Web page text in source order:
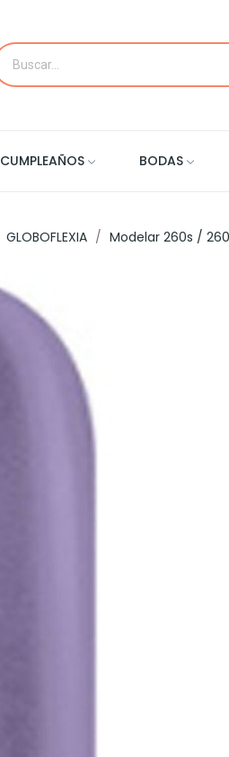
CUMPLEAÑOS BODAS
GLOBOFLEXIA Modelar 260s /